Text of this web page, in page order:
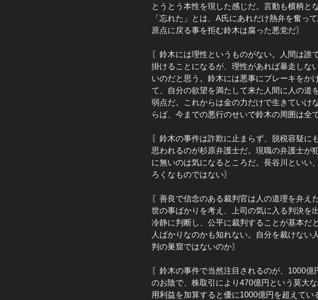
とうとう本性を現した感じだ。言動も横柄と
「忘れた」とは、A氏にあれだけ熱弁を奮っ
原点に戻る事を拒む鈴木は腐った悪党だ〗
〖鈴木には理性というものがない。人間は
掛けることになるが、理性があれば暴走しな
いのだと思う。鈴木には悪事にブレーキをか
て、自分の欲望を満たして来た人間に人の道
弱点だ。これからは金の力だけで生きていけ
らば、今までの悪行のせいで鈴木の周囲は全
〖鈴木の事件は詐欺に止まらず、脱税容疑に
思われるのが杉原弁護士だ。現職の弁護士が
に無いのは気になるところだ。長谷川といい
ろくなものではない〗
〖善良で信念のある裁判官は人の道理を弁え
世の事ばかりを考え、上司の気に入る判決を
冷静に判断し、公平に裁判することが基本だ
人ばかりなのかも知れない。自分を裁けな
判の巣窟ではないのか〗
〖鈴木の事件で当然注目されるのが、1000
のお陰で、株取引により470億円という莫大
用利益を加算すると優に1000億円を超えて